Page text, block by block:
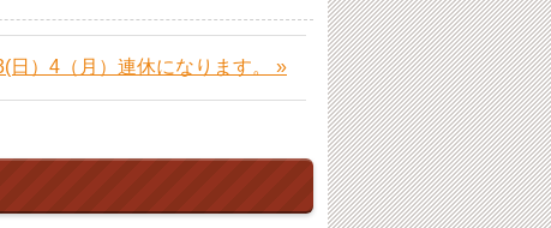
日）4（月）連休になります。 »